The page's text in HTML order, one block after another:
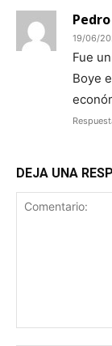
Pedro
19/06/
Fue
Boye
DEJA UNA